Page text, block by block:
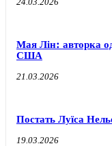
Мая Лін: авторка
США
21.03.2026
Постать Луїса
19.03.2026